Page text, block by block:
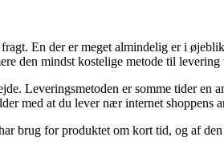
En der er meget almindelig er i
den mindst kostelige metode til
Leveringsmetoden er somme tider
med at du lever nær internet shoppens
brug for produktet om kort tid, og af